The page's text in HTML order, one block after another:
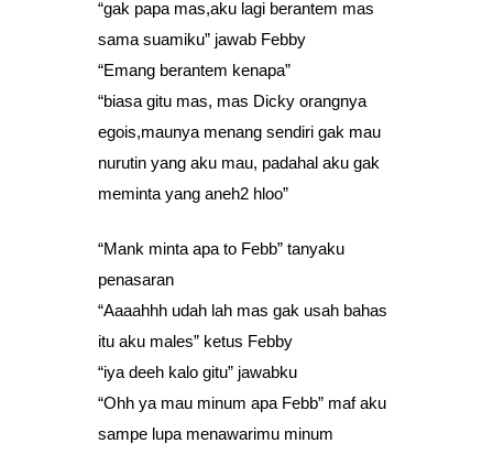
“gak papa mas,aku lagi berantem mas
sama suamiku” jawab Febby
“Emang berantem kenapa”
“biasa gitu mas, mas Dicky orangnya
egois,maunya menang sendiri gak mau
nurutin yang aku mau, padahal aku gak
meminta yang aneh2 hloo”
“Mank minta apa to Febb” tanyaku
penasaran
“Aaaahhh udah lah mas gak usah bahas
itu aku males” ketus Febby
“iya deeh kalo gitu” jawabku
“Ohh ya mau minum apa Febb” maf aku
sampe lupa menawarimu minum